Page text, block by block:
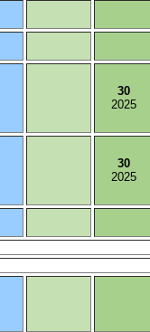
30
2025
30
2025